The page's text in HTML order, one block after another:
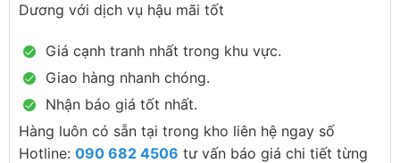
Dương với dịch vụ hậu mãi tốt
Giá cạnh tranh nhất trong khu vực.
Giao hàng nhanh chóng.
Nhận báo giá tốt nhất.
Hàng luôn có sẵn tại trong kho liên hệ ngay số
Hotline: 090 682 4506 tư vấn báo giá chi tiết từng